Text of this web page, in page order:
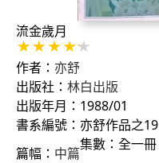
流金歲月
作者： 亦舒
出版社： 林白出版
出版年月：1988/01
書系編號：亦舒作品之19
篇幅： 中篇
集數：全一冊